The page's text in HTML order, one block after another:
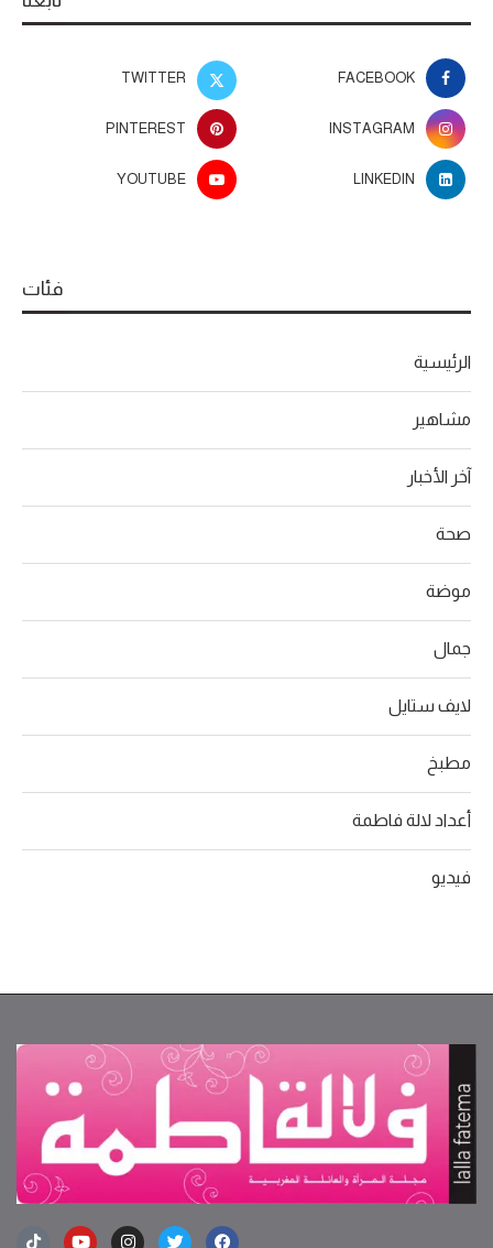
FACEBOOK
TWITTER
INSTAGRAM
PINTEREST
LINKEDIN
YOUTUBE
فئات
الرئيسية
مشاهير
آخر الأخبار
صحة
موضة
جمال
لايف ستايل
مطبخ
أعداد لالة فاطمة
فيديو